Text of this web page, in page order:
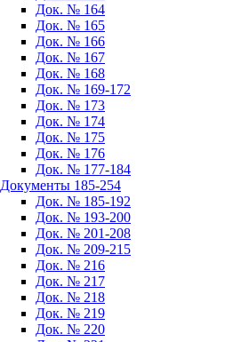
Док. № 164
Док. № 165
Док. № 166
Док. № 167
Док. № 168
Док. № 169-172
Док. № 173
Док. № 174
Док. № 175
Док. № 176
Док. № 177-184
Документы 185-254
Док. № 185-192
Док. № 193-200
Док. № 201-208
Док. № 209-215
Док. № 216
Док. № 217
Док. № 218
Док. № 219
Док. № 220